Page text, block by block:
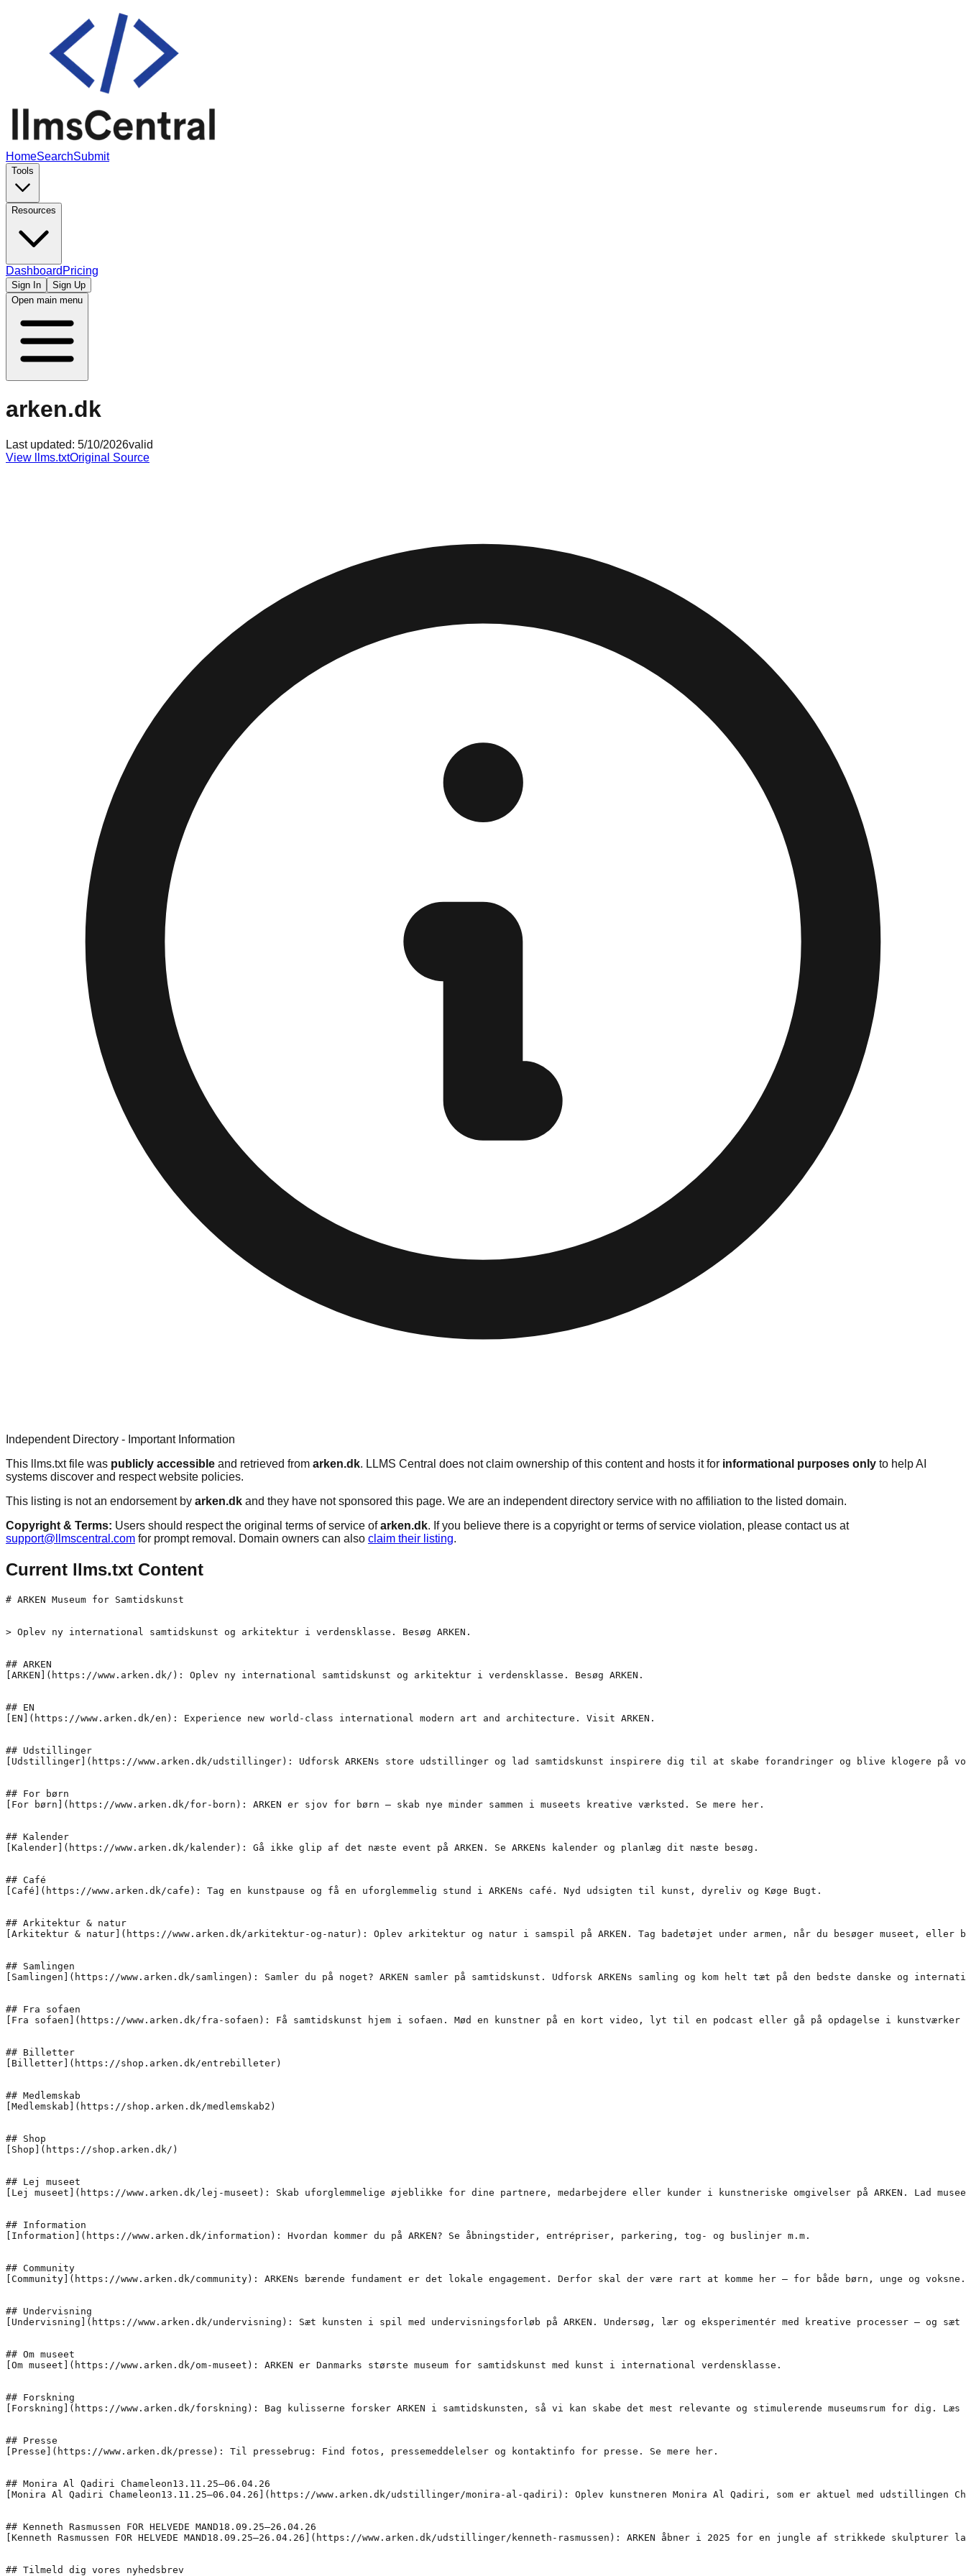
HomeSearchSubmit
Tools
Resources
Dashboard Pricing
Sign In
Sign Up
Open main menu
arken.dk
Last updated: 5/10/2026valid
View llms.txtOriginal Source
Independent Directory - Important Information
This llms.txt file was publicly accessible and retrieved from arken.dk. LLMS Central does not claim ownership of this content and hosts it for informational purposes only to help AI
systems discover and respect website policies.
This listing is not an endorsement by arken.dk and they have not sponsored this page. We are an independent directory service with no affiliation to the listed domain.
Copyright & Terms: Users should respect the original terms of service ofarken.dk. If you believe there is a copyright or terms of service violation, please contact us at
support@llmscentral.com for prompt removal. Domain owners can also claim their listing.
Current llms.txt Content
# ARKEN Museum for Samtidskunst
> Oplev ny international samtidskunst og arkitektur i verdensklasse. Besøg ARKEN.
## ARKEN
[ARKEN](https://www.arken.dk/): Oplev ny international samtidskunst og arkitektur i verdensklasse. Besøg ARKEN.
## EN
[EN](https://www.arken.dk/en): Experience new world-class international modern art and architecture. Visit ARKEN.
## Udstillinger
[Udstillinger](https://www.arken.dk/udstillinger): Udforsk ARKENs store udstillinger og lad samtidskunst inspirere dig til at skabe forandringer og blive klogere på
## For børn
[For børn](https://www.arken.dk/for-born): ARKEN er sjov for børn – skab nye minder sammen i museets kreative værksted. Se mere her.
## Kalender
[Kalender](https://www.arken.dk/kalender): Gå ikke glip af det næste event på ARKEN. Se ARKENs kalender og planlæg dit næste besøg.
## Café
[Café](https://www.arken.dk/cafe): Tag en kunstpause og få en uforglemmelig stund i ARKENs café. Nyd udsigten til kunst, dyreliv og Køge Bugt.
## Arkitektur & natur
[Arkitektur & natur](https://www.arken.dk/arkitektur-og-natur): Oplev arkitektur og natur i samspil på ARKEN. Tag badetøjet under armen, når du besøger museet,
## Samlingen
[Samlingen](https://www.arken.dk/samlingen): Samler du på noget? ARKEN samler på samtidskunst. Udforsk ARKENs samling og kom helt tæt på den bedste danske og
## Fra sofaen
[Fra sofaen](https://www.arken.dk/fra-sofaen): Få samtidskunst hjem i sofaen. Mød en kunstner på en kort video, lyt til en podcast eller gå på opdagelse i kunstværker
## Billetter
[Billetter](https://shop.arken.dk/entrebilleter)
## Medlemskab
[Medlemskab](https://shop.arken.dk/medlemskab2)
## Shop
[Shop](https://shop.arken.dk/)
## Lej museet
[Lej museet](https://www.arken.dk/lej-museet): Skab uforglemmelige øjeblikke for dine partnere, medarbejdere eller kunder i kunstneriske omgivelser på ARKEN. Lad
## Information
[Information](https://www.arken.dk/information): Hvordan kommer du på ARKEN? Se åbningstider, entrépriser, parkering, tog- og buslinjer m.m.
## Community
[Community](https://www.arken.dk/community): ARKENs bærende fundament er det lokale engagement. Derfor skal der være rart at komme her – for både børn, unge og
## Undervisning
[Undervisning](https://www.arken.dk/undervisning): Sæt kunsten i spil med undervisningsforløb på ARKEN. Undersøg, lær og eksperimentér med kreative processer – og sæt
## Om museet
[Om museet](https://www.arken.dk/om-museet): ARKEN er Danmarks største museum for samtidskunst med kunst i international verdensklasse.
## Forskning
[Forskning](https://www.arken.dk/forskning): Bag kulisserne forsker ARKEN i samtidskunsten, så vi kan skabe det mest relevante og stimulerende museumsrum for dig.
## Presse
[Presse](https://www.arken.dk/presse): Til pressebrug: Find fotos, pressemeddelelser og kontaktinfo for presse. Se mere her.
## Monira Al Qadiri Chameleon13.11.25–06.04.26
[Monira Al Qadiri Chameleon13.11.25–06.04.26](https://www.arken.dk/udstillinger/monira-al-qadiri): Oplev kunstneren Monira Al Qadiri, som er aktuel med
## Kenneth Rasmussen FOR HELVEDE MAND18.09.25–26.04.26
[Kenneth Rasmussen FOR HELVEDE MAND18.09.25–26.04.26](https://www.arken.dk/udstillinger/kenneth-rasmussen): ARKEN åbner i 2025 for en jungle af
## Tilmeld dig vores nyhedsbrev